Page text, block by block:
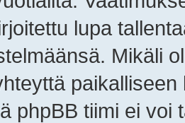
lupa
Mikäli
phpBB tiimi ei voi